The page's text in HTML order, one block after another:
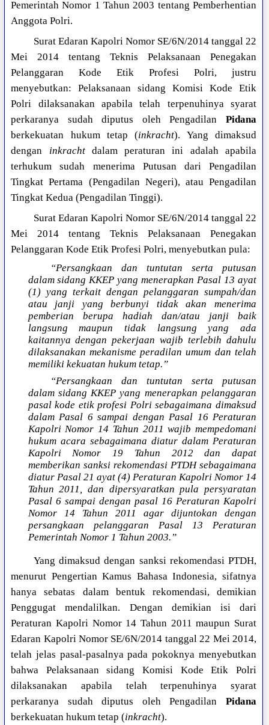
Pemerintah Nomor 1 Tahun 2003 tentang Pemberhentian
Anggota Polri.
Surat Edaran Kapolri Nomor SE/6N/2014 tanggal 22
Mei 2014 tentang Teknis Pelaksanaan Penegakan
Pelanggaran Kode Etik Profesi Polri, justru
menyebutkan: Pelaksanaan sidang Komisi Kode Etik
Polri dilaksanakan apabila telah terpenuhinya syarat
perkaranya sudah diputus oleh Pengadilan Pidana
berkekuatan hukum tetap (inkracht). Yang dimaksud
dengan inkrachtdalam peraturan ini adalah apabila
terhukum sudah menerima Putusan dari Pengadilan
Tingkat Pertama (Pengadilan Negeri), atau Pengadilan
Tingkat Kedua (Pengadilan Tinggi).
Surat Edaran Kapolri Nomor SE/6N/2014 tanggal 22
Mei 2014 tentang Teknis Pelaksanaan Penegakan
Pelanggaran Kode Etik Profesi Polri, menyebutkan pula:
“Persangkaan dan tuntutan serta putusan
dalam sidang KKEP yang menerapkan Pasal 13 ayat
(1) yang terkait dengan pelanggaran sumpah/dan
atau janji yang berbunyi tidak akan menerima
pemberian berupa hadiah dan/atau janji baik
langsung maupun tidak langsung yang ada
kaitannya dengan pekerjaan wajib terlebih dahulu
dilaksanakan mekanisme peradilan umum dan telah
memiliki kekuatan hukum tetap.”
“Persangkaan dan tuntutan serta putusan
dalam sidang KKEP yang menerapkan pelanggaran
pasal kode etik profesi Polri sebagaimana dimaksud
dalam Pasal 6 sampai dengan Pasal 16 Peraturan
Kapolri Nomor 14 Tahun 2011 wajib mempedomani
hukum acara sebagaimana diatur dalam Peraturan
Kapolri Nomor 19 Tahun 2012 dan dapat
memberikan sanksi rekomendasi PTDH sebagaimana
diatur Pasal 21 ayat (4) Peraturan Kapolri Nomor 14
Tahun 2011, dan dipersyaratkan pula persyaratan
Pasal 6 sampai dengan pasal 16 Peraturan Kapolri
Nomor 14 Tahun 2011 agar dijuntokan dengan
persangkaan pelanggaran Pasal 13 Peraturan
Pemerintah Nomor 1 Tahun 2003.”
Yang dimaksud dengan sanksi rekomendasi PTDH,
menurut Pengertian Kamus Bahasa Indonesia, sifatnya
hanya sebatas dalam bentuk rekomendasi, demikian
Penggugat mendalilkan. Dengan demikian isi dari
Peraturan Kapolri Nomor 14 Tahun 2011 maupun Surat
Edaran Kapolri Nomor SE/6N/2014 tanggal 22 Mei 2014,
telah jelas pasal-pasalnya pada pokoknya menyebutkan
bahwa Pelaksanaan sidang Komisi Kode Etik Polri
dilaksanakan apabila telah terpenuhinya syarat
perkaranya sudah diputus oleh Pengadilan Pidana
berkekuatan hukum tetap (inkracht).